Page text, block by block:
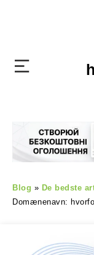
Blog » De bedste
Domænenavn: